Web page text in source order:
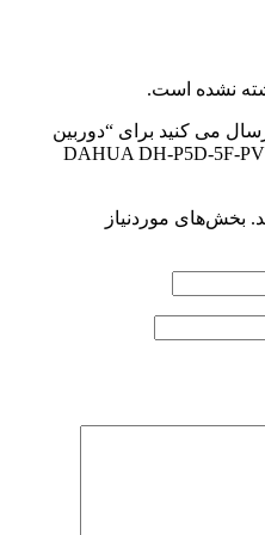
نشده است.
می کنید برای “دوربین
وایرلس دولنز 10 مگاپیکسل داهوا DAHUA DH-P5D-5F-PV
بخش‌های موردنیاز